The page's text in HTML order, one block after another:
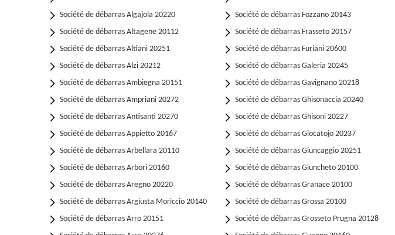
Société de débarras Algajola 20220
Société de débarras Altagene 20112
Société de débarras Altiani 20251
Société de débarras Alzi 20212
Société de débarras Ambiegna 20151
Société de débarras Ampriani 20272
Société de débarras Antisanti 20270
Société de débarras Appietto 20167
Société de débarras Arbellara 20110
Société de débarras Arbori 20160
Société de débarras Aregno 20220
Société de débarras Argiusta Moriccio 20140
Société de débarras Arro 20151
Société de débarras Fozzano 20143
Société de débarras Frasseto 20157
Société de débarras Furiani 20600
Société de débarras Galeria 20245
Société de débarras Gavignano 20218
Société de débarras Ghisonaccia 20240
Société de débarras Ghisoni 20227
Société de débarras Giocatojo 20237
Société de débarras Giuncaggio 20251
Société de débarras Giuncheto 20100
Société de débarras Granace 20100
Société de débarras Grossa 20100
Société de débarras Grosseto Prugna 20128